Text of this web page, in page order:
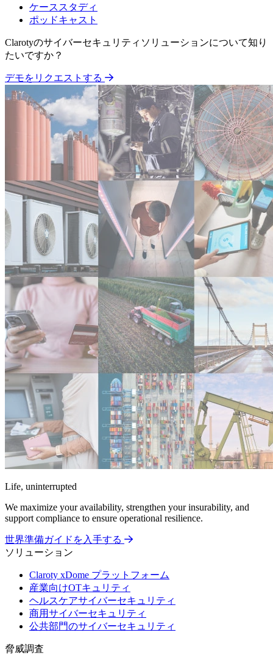
ケーススタディ
ポッドキャスト
Clarotyのサイバーセキュリティソリューションについて知り
たいですか？
デモをリクエストする
Life, uninterrupted
We maximize your availability, strengthen your insurability, and
support compliance to ensure operational resilience.
世界準備ガイドを入手する
ソリューション
Claroty xDome プラットフォーム
産業向けOTキュリティ
ヘルスケアサイバーセキュリティ
商用サイバーセキュリティ
公共部門のサイバーセキュリティ
脅威調査